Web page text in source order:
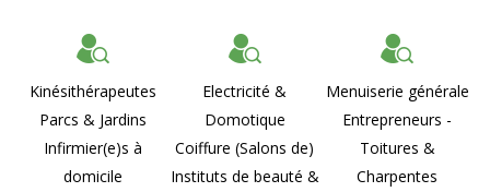
Kinésithérapeutes
Parcs & Jardins
Infirmier(e)s à
domicile
Electricité &
Domotique
Coiffure (Salons de)
Instituts de beauté &
Menuiserie générale
Entrepreneurs -
Toitures &
Charpentes